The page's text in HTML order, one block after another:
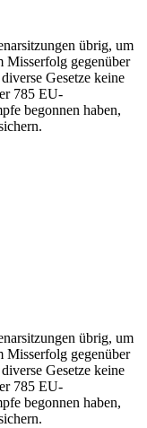
übrig, um
Misserfolg gegenüber
Gesetze keine
785 EU-
begonnen haben,
übrig, um
Misserfolg gegenüber
Gesetze keine
785 EU-
begonnen haben,